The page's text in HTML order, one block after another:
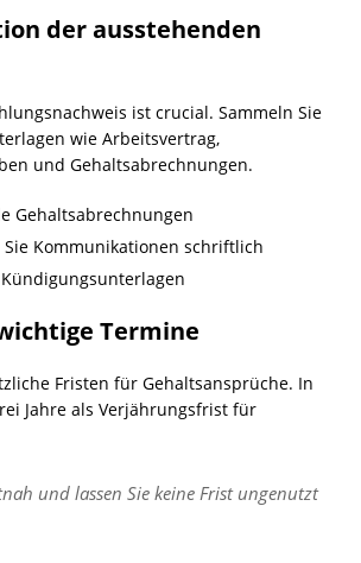
der ausstehenden
ist crucial. Sammeln Sie
wie Arbeitsvertrag,
und Gehaltsabrechnungen.
Gehaltsabrechnungen
Kommunikationen schriftlich
Termine
Fristen für Gehaltsansprüche. In
Jahre als Verjährungsfrist für
und lassen Sie keine Frist ungenutzt